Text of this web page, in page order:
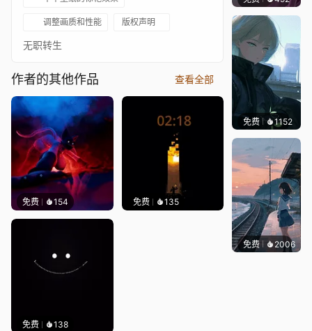
调整画质和性能 版权声明
无职转生
作者的其他作品 查看全部
免费 154 免费 135
免费 138
免费 1152辰东
免费 2006辰东